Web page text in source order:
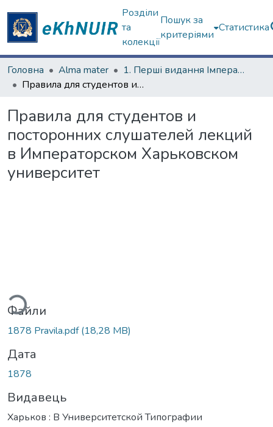
Розділи
та
колекції
Пошук за
критеріями
Статистика
Головна Alma mater
1. Перші видання Імператорського Харківського університету
Правила для студентов и посторонних слушателей лекций в Императорском Харьковском университет
Правила для студентов и
посторонних слушателей лекций
в Императорском Харьковском
университет
Файли
1878 Pravila.pdf(18,28 MB)
Дата
1878
Видавець
Харьков : В Университетской Типографии